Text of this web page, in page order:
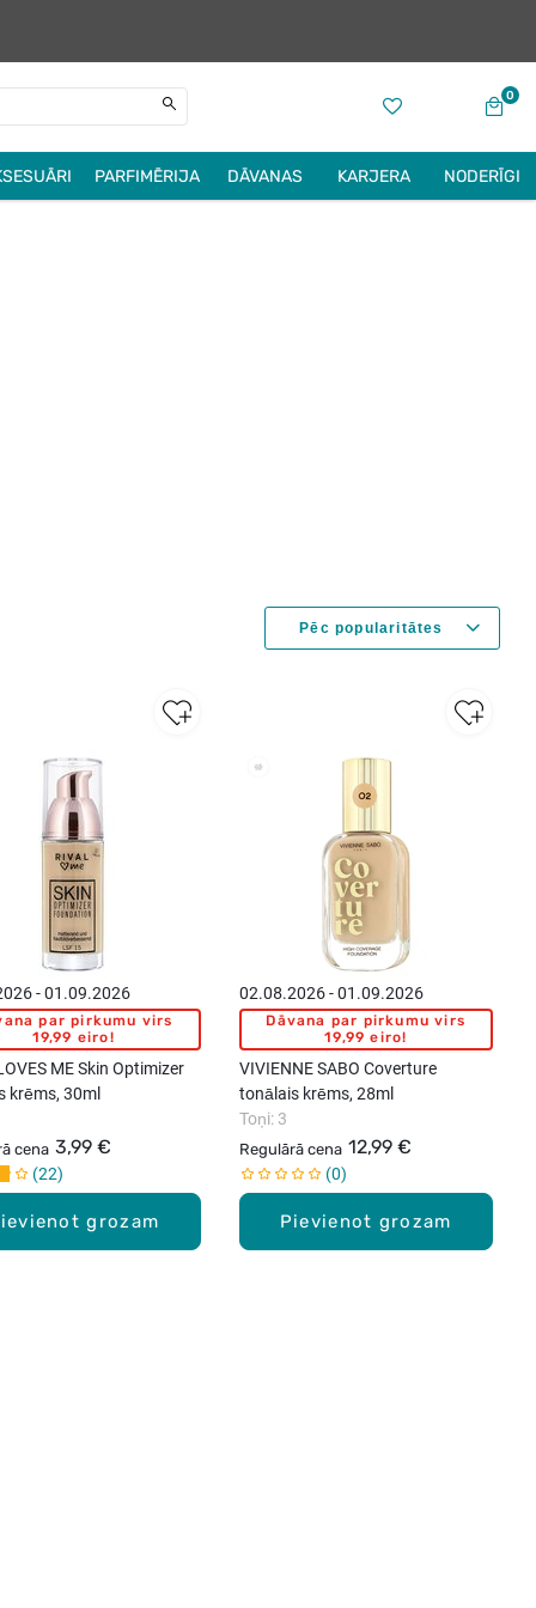
0
PARFIMĒRIJA DĀVANAS KARJERA NODERĪGI
grozam
- 01.09.2026
par pirkumu virs
19,99 eiro!
ME Skin Optimizer
krēms, 30ml
cena 3,99 €
22
Pievienot grozam
02.08.2026 - 01.09.2026
Dāvana par pirkumu virs
19,99 eiro!
VIVIENNE SABO Coverture
tonālais krēms, 28ml
Regulārā cena 12,99 €
Toņi: 3
0